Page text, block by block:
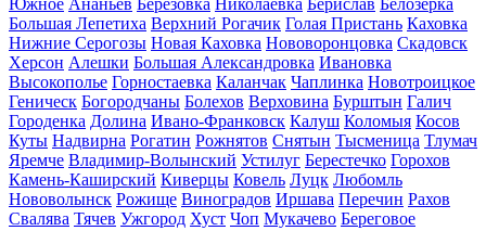
Южное Ананьев Березовка Николаевка Берислав Белозерка
Большая Лепетиха Верхний Рогачик Голая Пристань Каховка
Нижние Серогозы Новая Каховка Нововоронцовка Скадовск
Херсон Алешки Большая Александровка Ивановка
Высокополье Горностаевка Каланчак Чаплинка Новотроицкое
Геническ Богородчаны Болехов Верховина Бурштын Галич
Городенка Долина Ивано-Франковск Калуш Коломыя Косов
Куты Надвирна Рогатин Рожнятов Снятын Тысменица Тлумач
Яремче Владимир-Волынский Устилуг Берестечко Горохов
Камень-Каширский Киверцы Ковель Луцк Любомль
Нововолынск Рожище Виноградов Иршава Перечин Рахов
Свалява Тячев Ужгород Хуст Чоп Мукачево Береговое